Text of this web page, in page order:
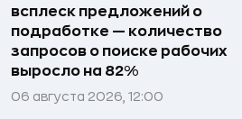
всплеск предложений о
подработке — количество
запросов о поиске рабочих
выросло на 82%
06 августа 2026, 12:00